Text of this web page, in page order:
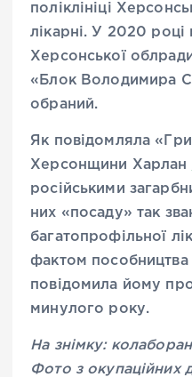
поліклініці
лікарні. У 2020 році
Херсонської
«Блок Володимира
обраний.
Як повідомляла
Херсонщини Харлан
російськими
них «посаду» так
багатопрофільної
фактом
повідомила йому про
минулого року.
На знімку:
Фото з окупаційних